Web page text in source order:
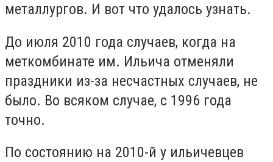
металлургов. И вот что удалось узнать.
До июля 2010 года случаев, когда на
меткомбинате им. Ильича отменяли
праздники из-за несчастных случаев, не
было. Во всяком случае, с 1996 года
точно.
По состоянию на 2010-й у ильичевцев